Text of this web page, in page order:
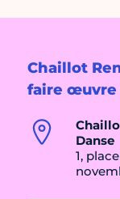
Chaillot
faire œuvre
Danse
1,